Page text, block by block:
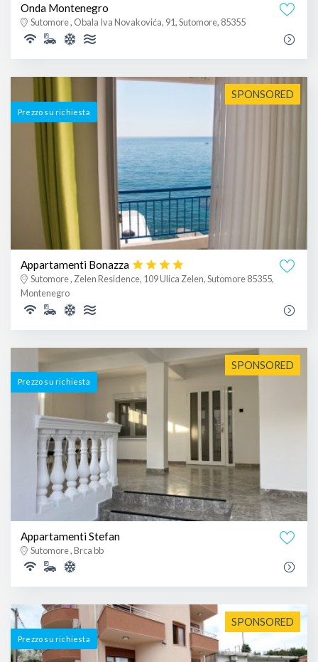
Onda Montenegro
Sutomore , Obala Iva Novakovića, 91, Sutomore, 85355
SPONSORED
Prezzo su richiesta
Appartamenti Bonazza
Sutomore , Zelen Residence, 109 Ulica Zelen, Sutomore 85355,
Montenegro
SPONSORED
Prezzo su richiesta
Appartamenti Stefan
Sutomore , Brca bb
SPONSORED
Prezzo su richiesta